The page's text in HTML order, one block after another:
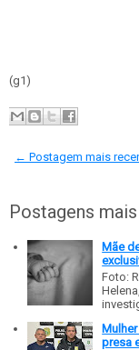
(g1)
← Postagem mais
Postagens
Mãe
Foto:
presa